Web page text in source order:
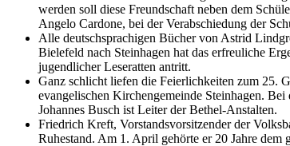
werden soll diese Freundschaft neben dem
Angelo Cardone, bei der Verabschiedung der
Alle deutschsprachigen Bücher von Astrid
Bielefeld nach Steinhagen hat das erfreuliche
jugendlicher Leseratten antritt.
Ganz schlicht liefen die Feierlichkeiten zum 25.
evangelischen Kirchengemeinde Steinhagen.
Johannes Busch ist Leiter der Bethel-Anstalten.
Friedrich Kreft, Vorstandsvorsitzender der
Ruhestand. Am 1. April gehörte er 20 Jahre dem